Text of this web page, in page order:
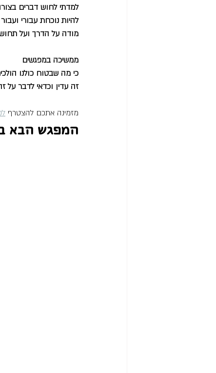
למדתי לחוש דברים
להיות נוכחת עבורי
מודה על הדרך ועל
ממשיכה במפגשים
כי מה שבטוח כולנו
זה עדין וכדאי לדבר על
מזמינה אתכם להצטרף
המפגש הבא